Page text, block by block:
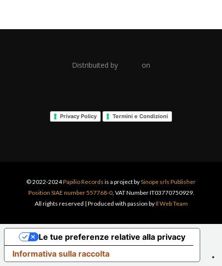
Distribuited by on
Privacy Policy Termini e Condizioni
© 2022-2024Papilio Records is a project bySinope srls Publisher
Position SIAE number 557768-0, VAT Number IT03770750929.
All rights reserved | Produced with passion byIl Web Team
Informativa sulla raccolta
Le tue preferenze relative alla privacy